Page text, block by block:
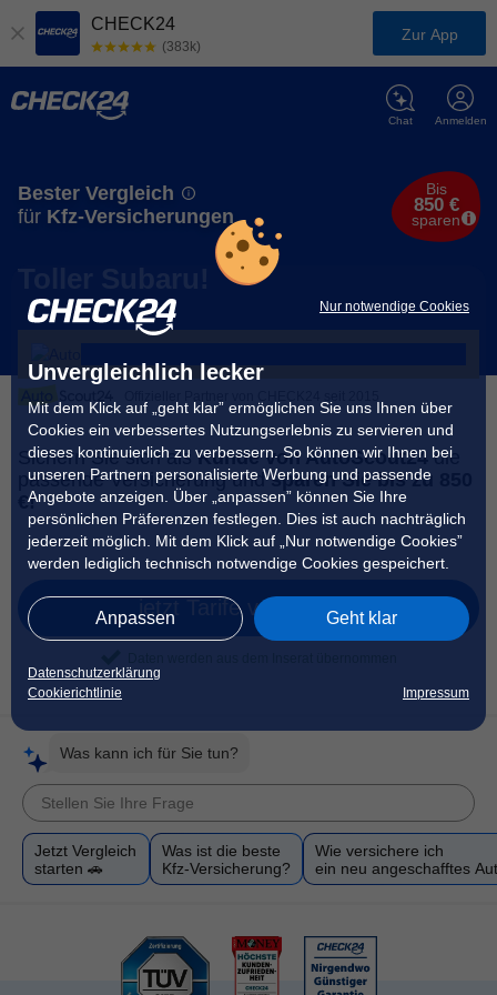
Nur notwendige Cookies
Unvergleichlich lecker
Mit dem Klick auf „geht klar” ermöglichen Sie uns Ihnen über
Cookies ein verbessertes Nutzungserlebnis zu servieren und
dieses kontinuierlich zu verbessern. So können wir Ihnen bei
unseren Partnern personalisierte Werbung und passende
Angebote anzeigen. Über „anpassen” können Sie Ihre
persönlichen Präferenzen festlegen. Dies ist auch nachträglich
jederzeit möglich. Mit dem Klick auf „Nur notwendige Cookies”
werden lediglich technisch notwendige Cookies gespeichert.
Anpassen Geht klar
Datenschutzerklärung
Cookierichtlinie
Impressum
CHECK24
(383k)
Zur App
Anmelden
Chat
Bester Vergleich
für Kfz-Versicherungen
Bis
850 €
sparen
Toller Subaru!
Sichern Sie sich alsKunde von AutoScout24 die
passende Versicherung undsparen Sie bis zu 850
€!
jetzt Tarife vergleichen
Was kann ich für Sie tun?
Jetzt Vergleich
starten 🚗
Was ist die beste
Kfz-Versicherung?
Wie versichere ich
ein neu angeschafftes